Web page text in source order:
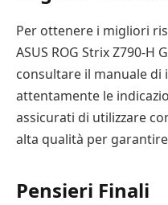
Per ottenere i migliori
ASUS ROG Strix Z790-H
consultare il manuale di
attentamente le
assicurati di utilizzare
alta qualità per
Pensieri Finali